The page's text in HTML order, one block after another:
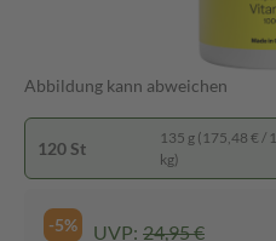
Abbildung kann abweichen
120 St
135 g (175,48 € / 1
kg)
-5% UVP: 24,95 €